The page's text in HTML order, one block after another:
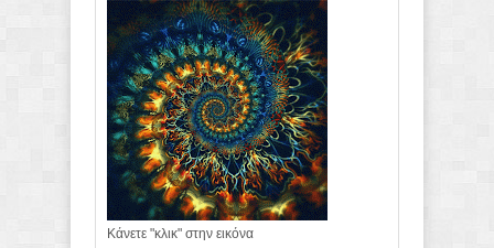
Κάνετε "κλικ" στην εικόνα